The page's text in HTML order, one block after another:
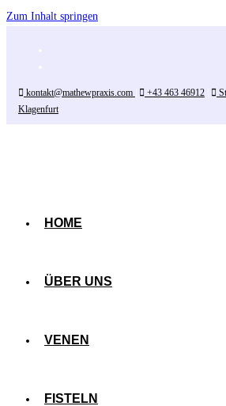
Zum Inhalt springen
kontakt@mathewpraxis.com +43 463 46912
Klagenfurt
HOME
ÜBER UNS
VENEN
FISTELN